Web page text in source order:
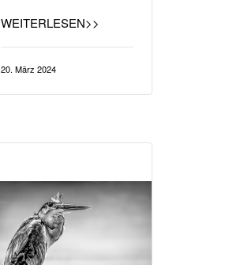
WEITERLESEN>>
20. März 2024